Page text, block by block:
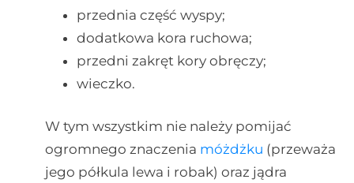
przednia część wyspy;
dodatkowa kora ruchowa;
przedni zakręt kory obręczy;
wieczko.
W tym wszystkim nie należy pomijać
ogromnego znaczenia móżdżku (przeważa
jego półkula lewa i robak) oraz jądra